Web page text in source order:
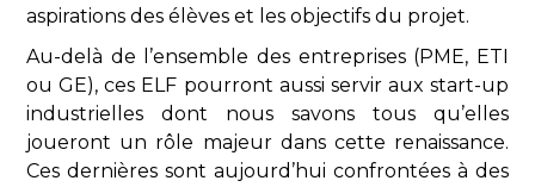
aspirations des élèves et les objectifs du projet.
Au-delà de l’ensemble des entreprises (PME, ETI
ou GE), ces ELF pourront aussi servir aux start-up
industrielles dont nous savons tous qu’elles
joueront un rôle majeur dans cette renaissance.
Ces dernières sont aujourd’hui confrontées à des